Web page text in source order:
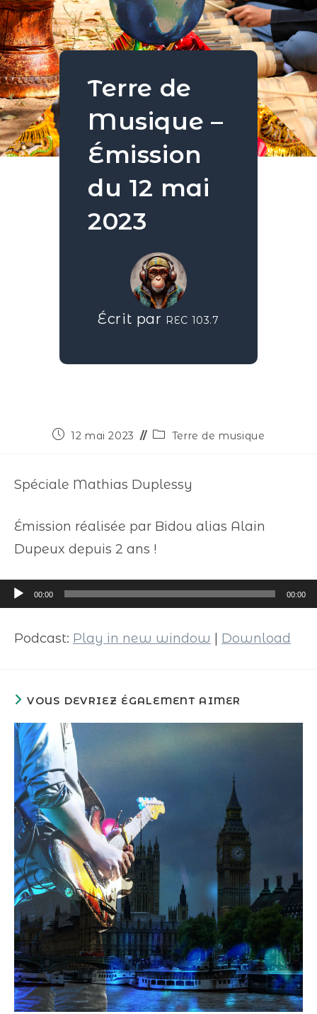
Terre de
Musique –
Émission
du 12 mai
2023
Écrit par REC 103.7
12 mai 2023 Terre de musique
Spéciale Mathias Duplessy
Émission réalisée par Bidou alias Alain
Dupeux depuis 2 ans !
Lecteur
audio
00:00 00:00
Podcast: Play in new window Download
VOUS DEVRIEZ ÉGALEMENT AIMER